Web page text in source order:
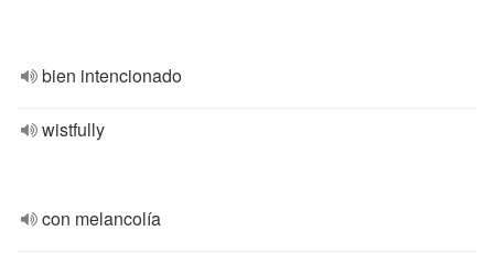
bien intencionado
wistfully
con melancolía